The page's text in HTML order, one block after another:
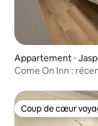
Appartement ⋅
Come On Inn :
Coup de cœur
Coup de cœur